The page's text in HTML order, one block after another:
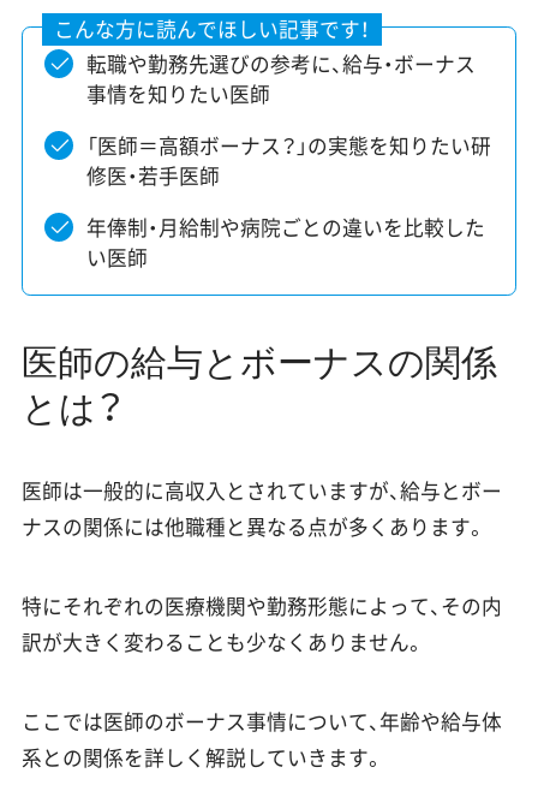
転職や勤務先選びの参考に、給与・ボーナス
事情を知りたい医師
「医師＝高額ボーナス？」の実態を知りたい研
修医・若手医師
年俸制・月給制や病院ごとの違いを比較した
い医師
医師の給与とボーナスの関係
とは？
医師は一般的に高収入とされていますが、給与とボー
ナスの関係には他職種と異なる点が多くあります。
特にそれぞれの医療機関や勤務形態によって、その内
訳が大きく変わることも少なくありません。
ここでは医師のボーナス事情について、年齢や給与体
系との関係を詳しく解説していきます。